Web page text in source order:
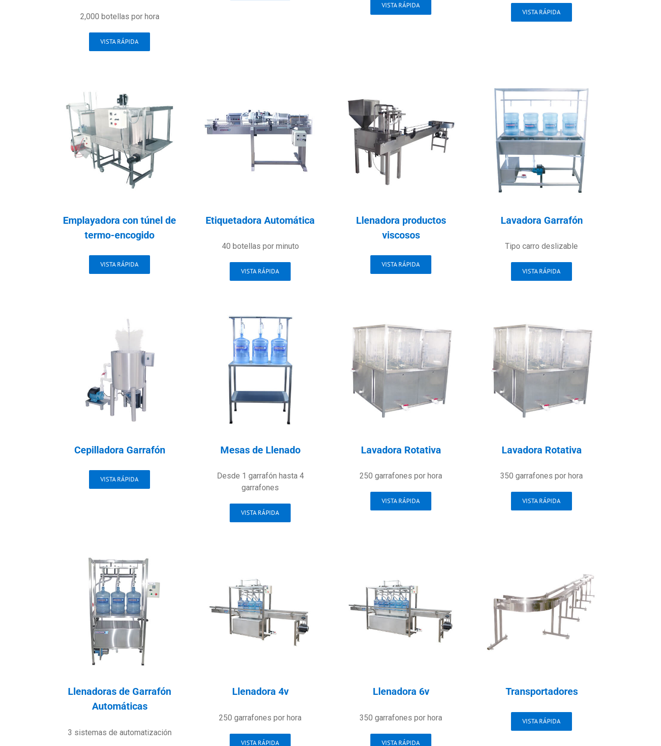
2,000 botellas por hora
VISTA RÁPIDA
VISTA RÁPIDA
VISTA RÁPIDA
Emplayadora con túnel de
termo-encogido
VISTA RÁPIDA
Etiquetadora Automática
40 botellas por minuto
VISTA RÁPIDA
Llenadora productos
viscosos
VISTA RÁPIDA
Lavadora Garrafón
Tipo carro deslizable
VISTA RÁPIDA
Cepilladora Garrafón
VISTA RÁPIDA
Mesas de Llenado
Desde 1 garrafón hasta 4
garrafones
VISTA RÁPIDA
Lavadora Rotativa
250 garrafones por hora
VISTA RÁPIDA
Lavadora Rotativa
350 garrafones por hora
VISTA RÁPIDA
Llenadoras de Garrafón
Automáticas
3 sistemas de automatización
Llenadora 4v
250 garrafones por hora
VISTA RÁPIDA
Llenadora 6v
350 garrafones por hora
VISTA RÁPIDA
Transportadores
VISTA RÁPIDA